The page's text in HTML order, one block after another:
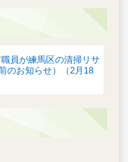
員が練馬区の清掃リサ
のお知らせ）（2月18